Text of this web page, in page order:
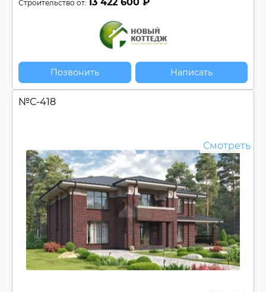
Строительство от:
Позвонить Написать
№С-418
Смотреть